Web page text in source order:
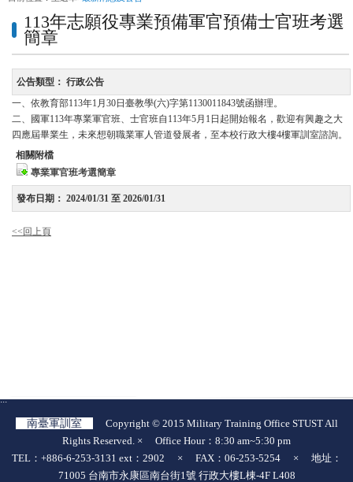
113年志願役專業預備軍官預備士官班考選
簡章
公告類型： 行政公告
一、依教育部113年1月30日臺教學(六)字第1130011843號函辦理。
二、國軍113年專業軍官班、士官班自113年5月1日起開始報名，歡迎有興趣之大
四應屆畢業生，未來想朝職業軍人管道發展者，至本校行政大樓4樓軍訓室諮詢。
相關附檔
專業軍官班考選簡章
發布日期： 2024/01/31 至 2026/01/31
<<回上頁
:::
南臺軍訓室
Copyright © 2015 Military Training Office STUST All
Rights Reserved. × Office Hour：8:30 am~5:30 pm
TEL：+886-6-253-3131 ext：2902 × FAX：06-253-5254 × 地址：
71005 台南市永康區南台街1號 行政大樓L棟-4F L408